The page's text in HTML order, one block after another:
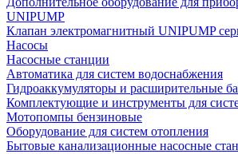
UNIPUMP
Клапан электромагнитный UNIPUMP
Насосы
Насосные станции
Автоматика для систем водоснабжения
Гидроаккумуляторы и расширительные
Комплектующие и инструменты для
Мотопомпы бензиновые
Оборудование для систем отопления
Бытовые канализационные насосные